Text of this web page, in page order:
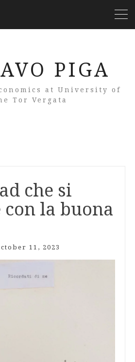
PIGA
at University of
Tor Vergata
che si
con la buona
11, 2023